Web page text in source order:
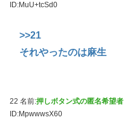
ID:MuU+tcSd0
>>21
それやったのは麻生
22 名前:押しボタン式の匿名希望者
ID:MpwwwsX60